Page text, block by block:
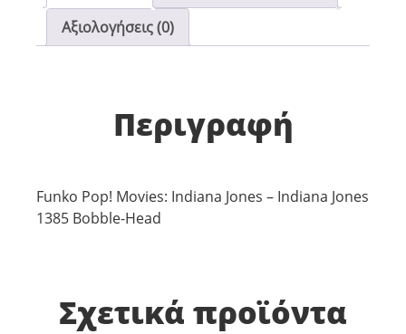
Αξιολογήσεις (0)
Περιγραφή
Funko Pop! Movies: Indiana Jones – Indiana Jones
1385 Bobble-Head
Σχετικά προϊόντα